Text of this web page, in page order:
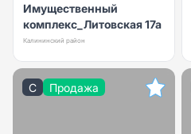
Имущественный
комплекс_Литовская 17а
Калининский район
C Продажа